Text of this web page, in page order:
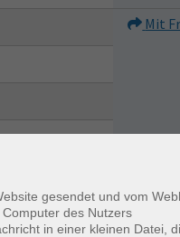
Mit
gesendet und vom
des Nutzers
in einer kleinen Datei,